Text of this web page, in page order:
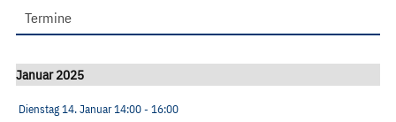
Termine
Januar 2025
Dienstag 14. Januar14:00- 16:00